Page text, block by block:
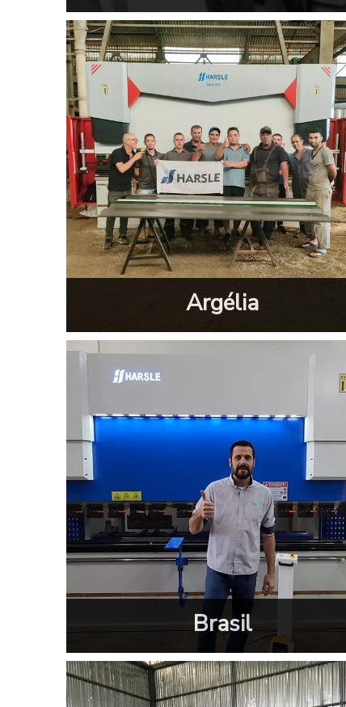
Argélia
Brasil